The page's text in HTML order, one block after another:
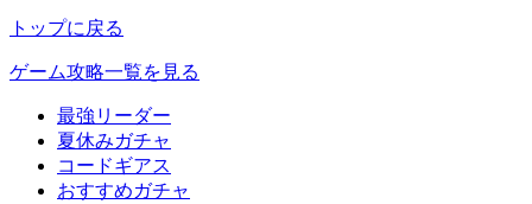
トップに戻る
ゲーム攻略一覧を見る
最強リーダー
夏休みガチャ
コードギアス
おすすめガチャ